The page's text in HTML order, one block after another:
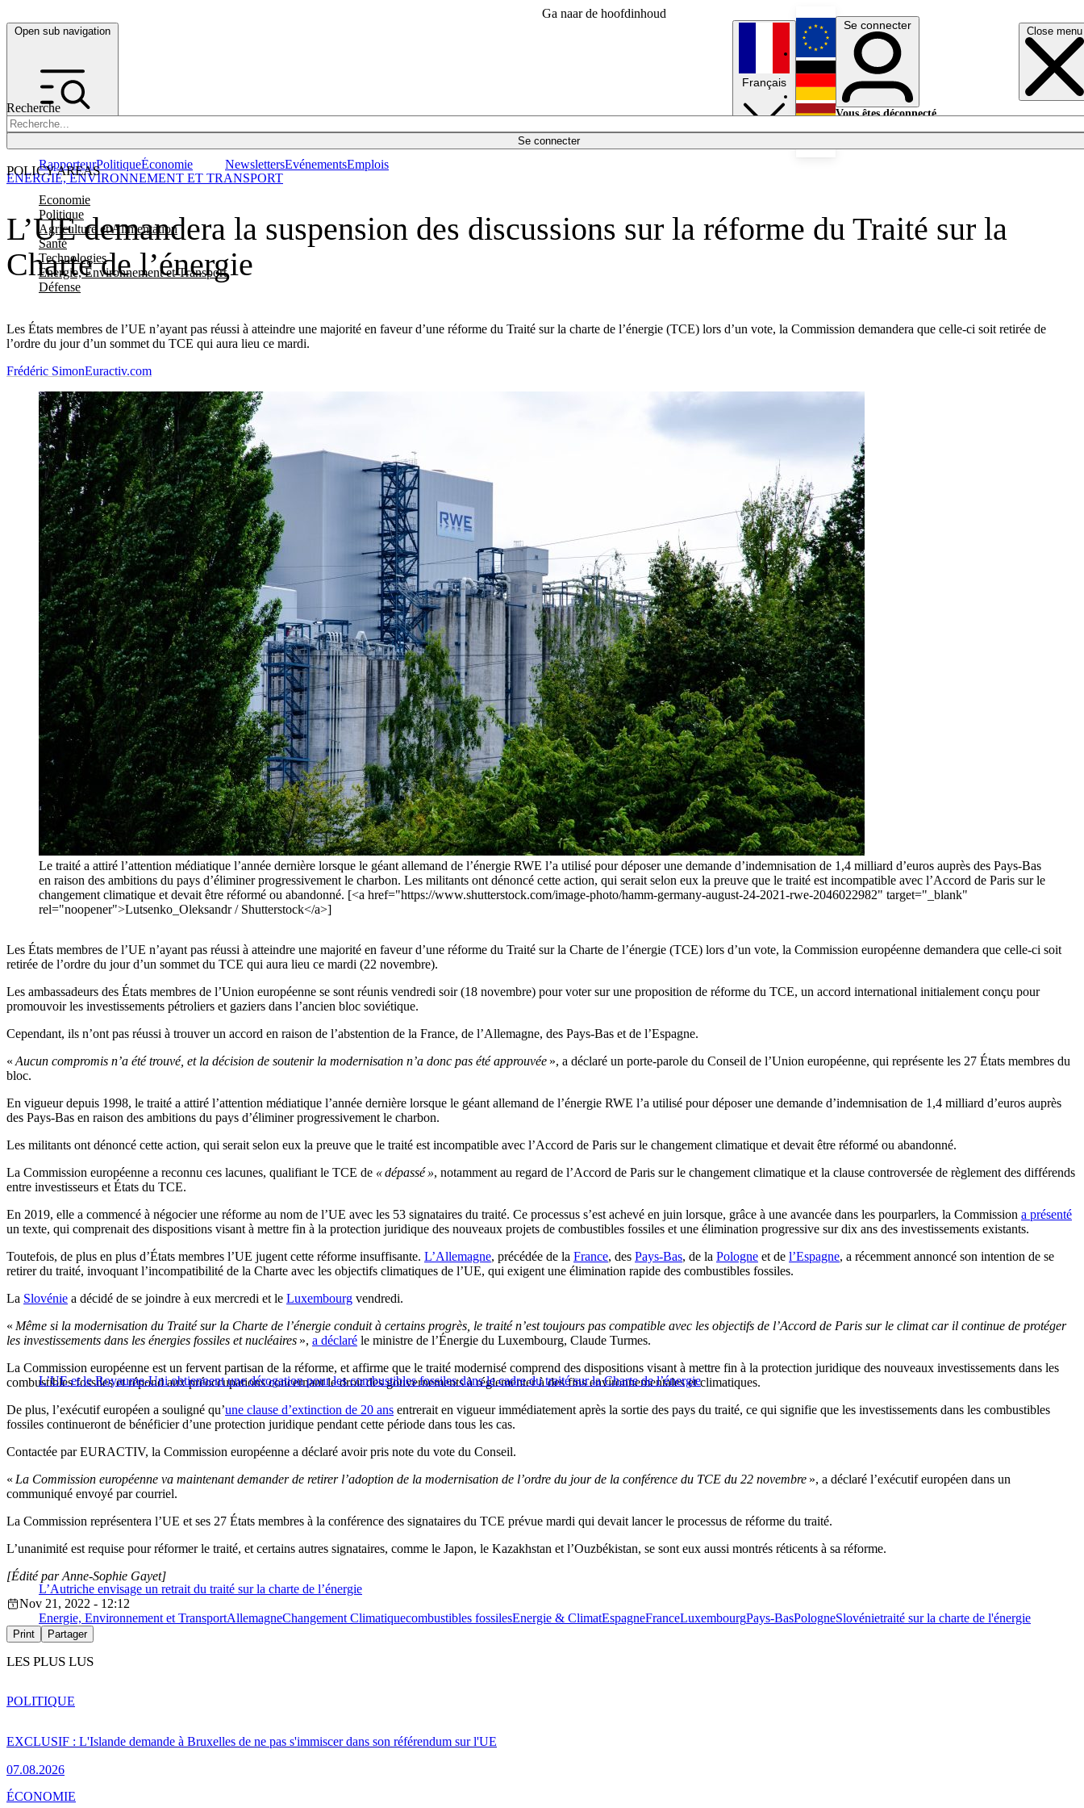
Ga naar de hoofdinhoud
Open sub navigation Close menu
Recherche
Se connecter
POLICY AREAS
Economie
Politique
Agriculture et Alimentation
Santé
Technologies
Energie, Environnement et Transport
Défense
RapporteurPolitiqueÉconomie NewslettersEvénementsEmplois
Français
English
Deutsch
Se connecter
Vous êtes déconnecté.
L’UE demandera la suspension des discussions sur la réforme du Traité sur la
Charte de l’énergie
Les États membres de l’UE n’ayant pas réussi à atteindre une majorité en faveur d’une réforme du Traité sur la charte de l’énergie (TCE) lors d’un vote, la Commission demandera que celle-ci soit retirée de
l’ordre du jour d’un sommet du TCE qui aura lieu ce mardi.
ENERGIE, ENVIRONNEMENT ET TRANSPORT
Frédéric SimonEuractiv.com
Le traité a attiré l’attention médiatique l’année dernière lorsque le géant allemand de l’énergie RWE l’a utilisé pour déposer une demande d’indemnisation de 1,4 milliard d’euros auprès des Pays-Bas
en raison des ambitions du pays d’éliminer progressivement le charbon. Les militants ont dénoncé cette action, qui serait selon eux la preuve que le traité est incompatible avec l’Accord de Paris sur le
changement climatique et devait être réformé ou abandonné. [<a href="https://www.shutterstock.com/image-photo/hamm-germany-august-24-2021-rwe-2046022982" target="_blank"
rel="noopener">Lutsenko_Oleksandr / Shutterstock</a>]
Les États membres de l’UE n’ayant pas réussi à atteindre une majorité en faveur d’une réforme du Traité sur la Charte de l’énergie (TCE) lors d’un vote, la Commission européenne demandera que celle-ci soit
retirée de l’ordre du jour d’un sommet du TCE qui aura lieu ce mardi (22 novembre).
Les ambassadeurs des États membres de l’Union européenne se sont réunis vendredi soir (18 novembre) pour voter sur une proposition de réforme du TCE, un accord international initialement conçu pour
promouvoir les investissements pétroliers et gaziers dans l’ancien bloc soviétique.
Cependant, ils n’ont pas réussi à trouver un accord en raison de l’abstention de la France, de l’Allemagne, des Pays-Bas et de l’Espagne.
« Aucun compromis n’a été trouvé, et la décision de soutenir la modernisation n’a donc pas été approuvée », a déclaré un porte-parole du Conseil de l’Union européenne, qui représente les 27 États membres du
bloc.
En vigueur depuis 1998, le traité a attiré l’attention médiatique l’année dernière lorsque le géant allemand de l’énergie RWE l’a utilisé pour déposer une demande d’indemnisation de 1,4 milliard d’euros auprès
des Pays-Bas en raison des ambitions du pays d’éliminer progressivement le charbon.
Les militants ont dénoncé cette action, qui serait selon eux la preuve que le traité est incompatible avec l’Accord de Paris sur le changement climatique et devait être réformé ou abandonné.
La Commission européenne a reconnu ces lacunes, qualifiant le TCE de « dépassé », notamment au regard de l’Accord de Paris sur le changement climatique et la clause controversée de règlement des différends
entre investisseurs et États du TCE.
En 2019, elle a commencé à négocier une réforme au nom de l’UE avec les 53 signataires du traité. Ce processus s’est achevé en juin lorsque, grâce à une avancée dans les pourparlers, la Commission a présenté
un texte, qui comprenait des dispositions visant à mettre fin à la protection juridique des nouveaux projets de combustibles fossiles et une élimination progressive sur dix ans des investissements existants.
Toutefois, de plus en plus d’États membres l’UE jugent cette réforme insuffisante. L’Allemagne, précédée de la France, des Pays-Bas, de la Pologne et de l’Espagne, a récemment annoncé son intention de se
retirer du traité, invoquant l’incompatibilité de la Charte avec les objectifs climatiques de l’UE, qui exigent une élimination rapide des combustibles fossiles.
La Slovénie a décidé de se joindre à eux mercredi et le Luxembourg vendredi.
« Même si la modernisation du Traité sur la Charte de l’énergie conduit à certains progrès, le traité n’est toujours pas compatible avec les objectifs de l’Accord de Paris sur le climat car il continue de protéger
les investissements dans les énergies fossiles et nucléaires », a déclaré le ministre de l’Énergie du Luxembourg, Claude Turmes.
L’UE et le Royaume-Uni obtiennent une dérogation pour les combustibles fossiles dans le cadre du traité sur la Charte de l’énergie
La Commission européenne est un fervent partisan de la réforme, et affirme que le traité modernisé comprend des dispositions visant à mettre fin à la protection juridique des nouveaux investissements dans les
combustibles fossiles et répond aux préoccupations concernant le droit des gouvernements à réglementer à des fins environnementales et climatiques.
De plus, l’exécutif européen a souligné qu’une clause d’extinction de 20 ans entrerait en vigueur immédiatement après la sortie des pays du traité, ce qui signifie que les investissements dans les combustibles
fossiles continueront de bénéficier d’une protection juridique pendant cette période dans tous les cas.
Contactée par EURACTIV, la Commission européenne a déclaré avoir pris note du vote du Conseil.
« La Commission européenne va maintenant demander de retirer l’adoption de la modernisation de l’ordre du jour de la conférence du TCE du 22 novembre », a déclaré l’exécutif européen dans un
communiqué envoyé par courriel.
La Commission représentera l’UE et ses 27 États membres à la conférence des signataires du TCE prévue mardi qui devait lancer le processus de réforme du traité.
L’unanimité est requise pour réformer le traité, et certains autres signataires, comme le Japon, le Kazakhstan et l’Ouzbékistan, se sont eux aussi montrés réticents à sa réforme.
L’Autriche envisage un retrait du traité sur la charte de l’énergie
[Édité par Anne-Sophie Gayet]
Nov 21, 2022 - 12:12
Energie, Environnement et TransportAllemagneChangement Climatiquecombustibles fossilesEnergie & ClimatEspagneFranceLuxembourgPays-BasPologneSlovénietraité sur la charte de l'énergie
Print Partager
LES PLUS LUS
EXCLUSIF : L'Islande demande à Bruxelles de ne pas s'immiscer dans son référendum sur l'UE
07.08.2026
POLITIQUE
ÉCONOMIE